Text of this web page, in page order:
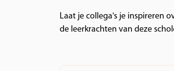
Laat je collega's je inspireren
de leerkrachten van deze